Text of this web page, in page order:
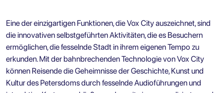
Eine der einzigartigen Funktionen, die Vox City auszeichnet, sind
die innovativen selbstgeführten Aktivitäten, die es Besuchern
ermöglichen, die fesselnde Stadt in ihrem eigenen Tempo zu
erkunden. Mit der bahnbrechenden Technologie von Vox City
können Reisende die Geheimnisse der Geschichte, Kunst und
Kultur des Petersdoms durch fesselnde Audioführungen und